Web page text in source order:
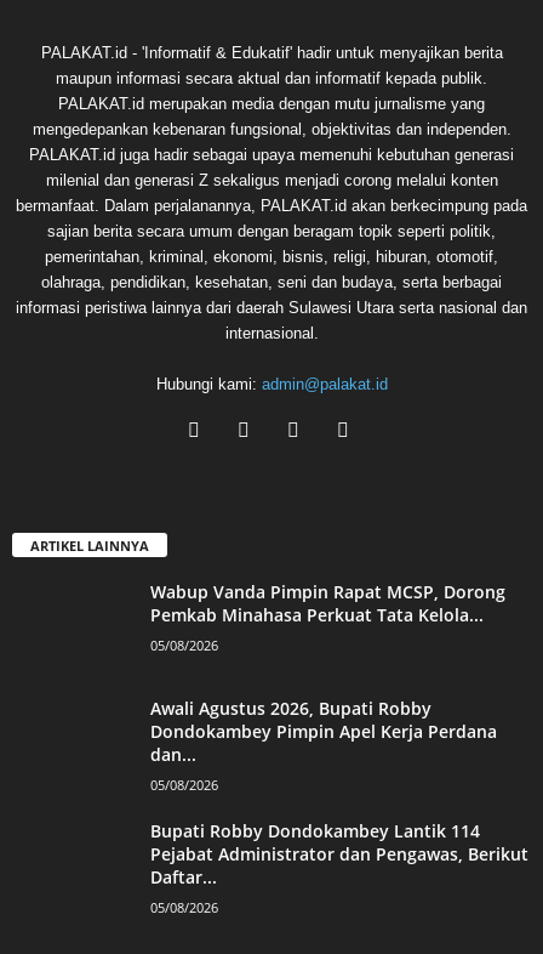
PALAKAT.id - 'Informatif & Edukatif' hadir untuk menyajikan berita
maupun informasi secara aktual dan informatif kepada publik.
PALAKAT.id merupakan media dengan mutu jurnalisme yang
mengedepankan kebenaran fungsional, objektivitas dan independen.
PALAKAT.id juga hadir sebagai upaya memenuhi kebutuhan generasi
milenial dan generasi Z sekaligus menjadi corong melalui konten
bermanfaat. Dalam perjalanannya, PALAKAT.id akan berkecimpung pada
sajian berita secara umum dengan beragam topik seperti politik,
pemerintahan, kriminal, ekonomi, bisnis, religi, hiburan, otomotif,
olahraga, pendidikan, kesehatan, seni dan budaya, serta berbagai
informasi peristiwa lainnya dari daerah Sulawesi Utara serta nasional dan
internasional.
Hubungi kami: admin@palakat.id
ARTIKEL LAINNYA
Wabup Vanda Pimpin Rapat MCSP, Dorong
Pemkab Minahasa Perkuat Tata Kelola...
05/08/2026
Awali Agustus 2026, Bupati Robby
Dondokambey Pimpin Apel Kerja Perdana
dan...
05/08/2026
Bupati Robby Dondokambey Lantik 114
Pejabat Administrator dan Pengawas, Berikut
Daftar...
05/08/2026